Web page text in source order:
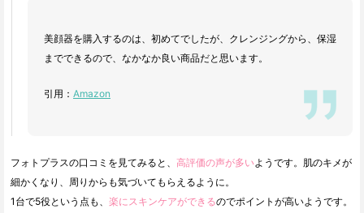
美顔器を購入するのは、初めてでしたが、クレンジングから、保湿
までできるので、なかなか良い商品だと思います。
引用： Amazon
フォトプラスの口コミを見てみると、 高評価の声が多いようです。肌のキメが
細かくなり、周りからも気づいてもらえるように。
1台で5役という点も、 楽にスキンケアができるのでポイントが高いようです。